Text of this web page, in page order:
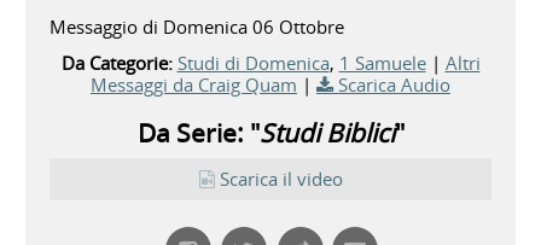
Messaggio di Domenica 06 Ottobre
Da Categorie: Studi di Domenica, 1 Samuele| Altri
Messaggi da Craig Quam | Scarica Audio
Da Serie: "Studi Biblici"
Scarica il video